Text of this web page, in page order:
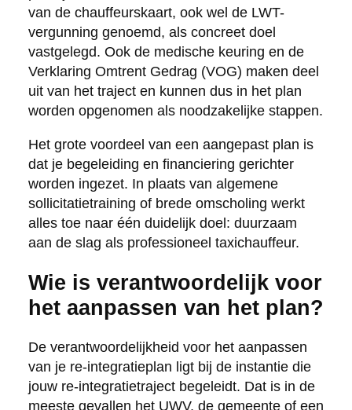
van de chauffeurskaart, ook wel de LWT-
vergunning genoemd, als concreet doel
vastgelegd. Ook de medische keuring en de
Verklaring Omtrent Gedrag (VOG) maken deel
uit van het traject en kunnen dus in het plan
worden opgenomen als noodzakelijke stappen.
Het grote voordeel van een aangepast plan is
dat je begeleiding en financiering gerichter
worden ingezet. In plaats van algemene
sollicitatietraining of brede omscholing werkt
alles toe naar één duidelijk doel: duurzaam
aan de slag als professioneel taxichauffeur.
Wie is verantwoordelijk voor
het aanpassen van het plan?
De verantwoordelijkheid voor het aanpassen
van je re-integratieplan ligt bij de instantie die
jouw re-integratietraject begeleidt. Dat is in de
meeste gevallen het UWV, de gemeente of een